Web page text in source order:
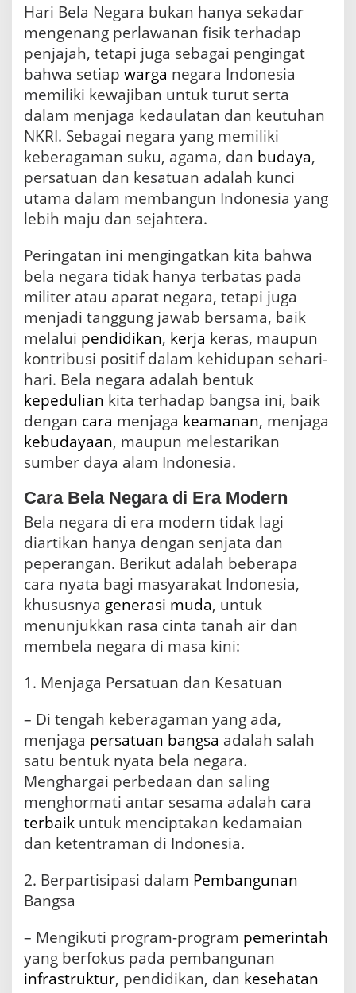
Hari Bela Negara bukan hanya sekadar
mengenang perlawanan fisik terhadap
penjajah, tetapi juga sebagai pengingat
bahwa setiap warga negara Indonesia
memiliki kewajiban untuk turut serta
dalam menjaga kedaulatan dan keutuhan
NKRI. Sebagai negara yang memiliki
keberagaman suku, agama, dan budaya,
persatuan dan kesatuan adalah kunci
utama dalam membangun Indonesia yang
lebih maju dan sejahtera.
Peringatan ini mengingatkan kita bahwa
bela negara tidak hanya terbatas pada
militer atau aparat negara, tetapi juga
menjadi tanggung jawab bersama, baik
melalui pendidikan, kerja keras, maupun
kontribusi positif dalam kehidupan sehari-
hari. Bela negara adalah bentuk
kepedulian kita terhadap bangsa ini, baik
dengan cara menjaga keamanan, menjaga
kebudayaan, maupun melestarikan
sumber daya alam Indonesia.
Cara Bela Negara di Era Modern
Bela negara di era modern tidak lagi
diartikan hanya dengan senjata dan
peperangan. Berikut adalah beberapa
cara nyata bagi masyarakat Indonesia,
khususnya generasi muda, untuk
menunjukkan rasa cinta tanah air dan
membela negara di masa kini:
1. Menjaga Persatuan dan Kesatuan
– Di tengah keberagaman yang ada,
menjaga persatuan bangsa adalah salah
satu bentuk nyata bela negara.
Menghargai perbedaan dan saling
menghormati antar sesama adalah cara
terbaik untuk menciptakan kedamaian
dan ketentraman di Indonesia.
2. Berpartisipasi dalam Pembangunan
Bangsa
– Mengikuti program-program pemerintah
yang berfokus pada pembangunan
infrastruktur, pendidikan, dan kesehatan